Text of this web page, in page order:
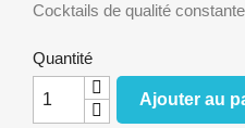
Cocktails de qualité
Quantité
Ajouter au